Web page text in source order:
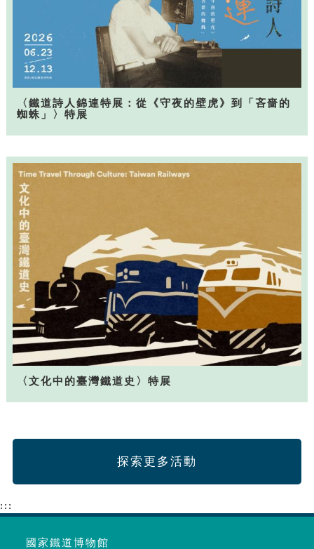
〈鐵道詩人錦連特展：從《守夜的壁虎》到「吝嗇的
蜘蛛」〉特展
〈文化中的臺灣鐵道史〉特展
探索更多活動
:::
國家鐵道博物館